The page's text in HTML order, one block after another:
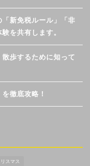
新免税ルール」「非
を共有します。
歩するために知って
徹底攻略！
スマス